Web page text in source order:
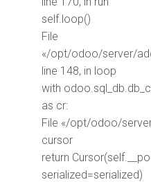
self.loop()
File
«/opt/odoo/server/
line 148, in loop
with
as cr:
File «/opt/odoo/
cursor
return
serialized=serialized)